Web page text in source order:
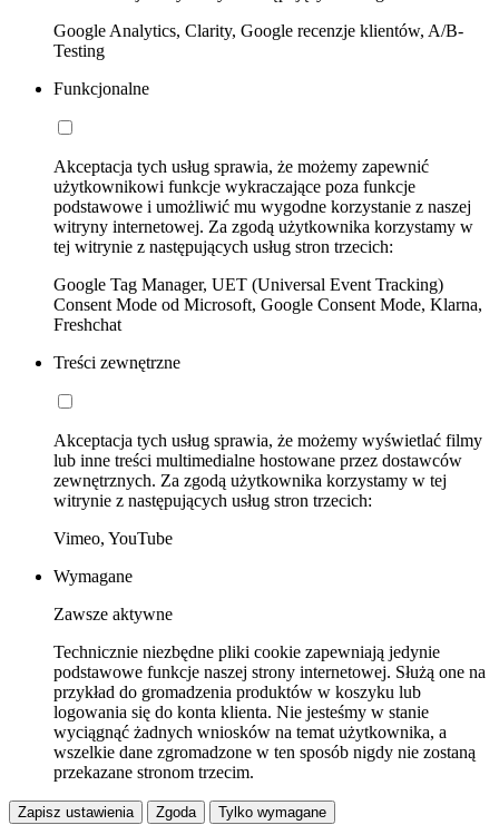
Google Analytics, Clarity, Google recenzje klientów, A/B-
Testing
Funkcjonalne
Akceptacja tych usług sprawia, że możemy zapewnić
użytkownikowi funkcje wykraczające poza funkcje
podstawowe i umożliwić mu wygodne korzystanie z naszej
witryny internetowej. Za zgodą użytkownika korzystamy w
tej witrynie z następujących usług stron trzecich:
Google Tag Manager, UET (Universal Event Tracking)
Consent Mode od Microsoft, Google Consent Mode, Klarna,
Freshchat
Treści zewnętrzne
Akceptacja tych usług sprawia, że możemy wyświetlać filmy
lub inne treści multimedialne hostowane przez dostawców
zewnętrznych. Za zgodą użytkownika korzystamy w tej
witrynie z następujących usług stron trzecich:
Vimeo, YouTube
Wymagane
Zawsze aktywne
Technicznie niezbędne pliki cookie zapewniają jedynie
podstawowe funkcje naszej strony internetowej. Służą one na
przykład do gromadzenia produktów w koszyku lub
logowania się do konta klienta. Nie jesteśmy w stanie
wyciągnąć żadnych wniosków na temat użytkownika, a
wszelkie dane zgromadzone w ten sposób nigdy nie zostaną
przekazane stronom trzecim.
Zapisz ustawienia Zgoda Tylko wymagane